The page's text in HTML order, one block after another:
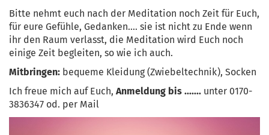
Bitte nehmt euch nach der Meditation noch Zeit für Euch,
für eure Gefühle, Gedanken.... sie ist nicht zu Ende wenn
ihr den Raum verlasst, die Meditation wird Euch noch
einige Zeit begleiten, so wie ich auch.
Mitbringen: bequeme Kleidung (Zwiebeltechnik), Socken
Ich freue mich auf Euch, Anmeldung bis ....... unter 0170-
3836347 od. per Mail